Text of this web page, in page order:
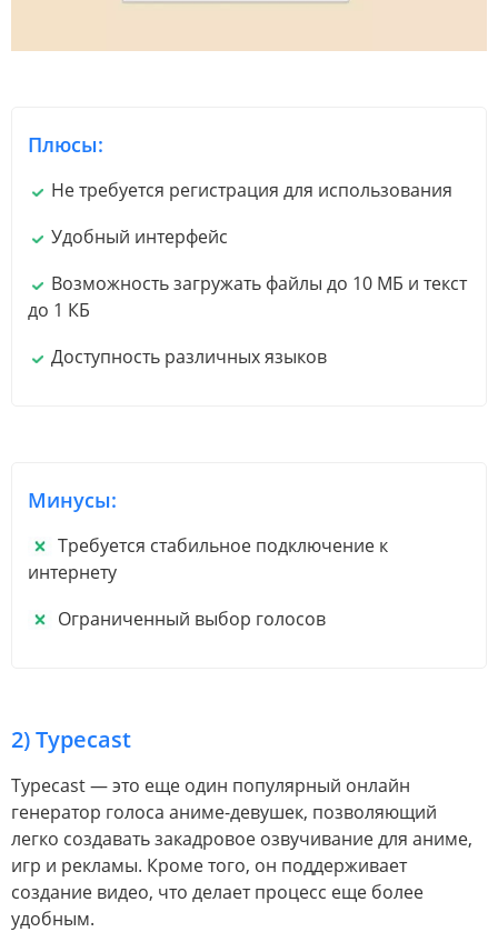
Плюсы:
Не требуется регистрация для использования
Удобный интерфейс
Возможность загружать файлы до 10 МБ и текст
до 1 КБ
Доступность различных языков
Минусы:
Требуется стабильное подключение к
интернету
Ограниченный выбор голосов
2) Typecast
Typecast — это еще один популярный онлайн
генератор голоса аниме-девушек, позволяющий
легко создавать закадровое озвучивание для аниме,
игр и рекламы. Кроме того, он поддерживает
создание видео, что делает процесс еще более
удобным.